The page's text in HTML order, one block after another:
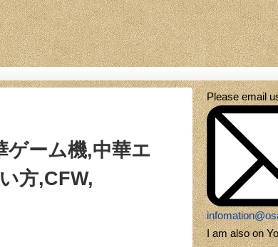
ーム機,中華エ
方,CFW,
Please email
I am also on